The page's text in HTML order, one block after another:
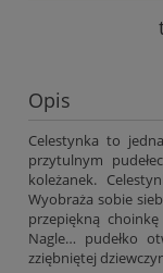
Opis
Celestynka to
przytulnym
koleżanek.
Wyobraża sobie
przepiękną
Nagle… pudełko
zziębniętej